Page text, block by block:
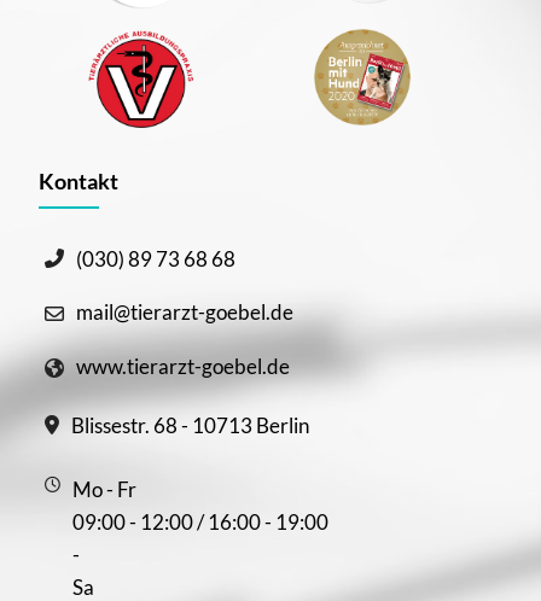
Kontakt
(030) 89 73 68 68
mail@tierarzt-goebel.de
www.tierarzt-goebel.de
Blissestr. 68 - 10713 Berlin
Mo - Fr
09:00 - 12:00 / 16:00 - 19:00
-
Sa